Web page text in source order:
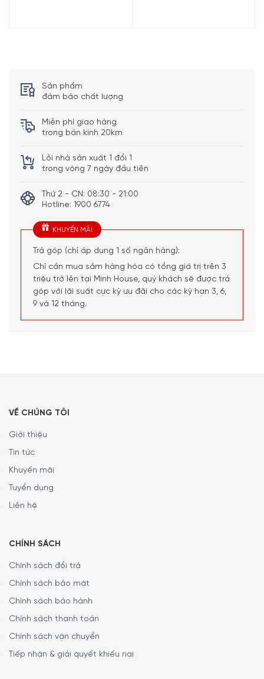
CAM KẾT:
Giao hàng nhanh chóng toàn quốc
Bảo hành bằng thẻ bảo hành chính hãng từ công ty
100% là đơn vị uy tín chuyên cung cấp các mặt hàng
chính hãng từ Đức
đây
5/5 - (2 bình chọn)
Sản phẩm
đảm bảo chất lượng
Miễn phí giao hàng
trong bán kính 20km
Lỗi nhà sản xuất 1 đổi 1
trong vòng 7 ngày đầu tiên
Thứ 2 - CN: 08:30 - 21:00
Hotline: 1900 6774
KHUYẾN MÃI
Trả góp (chỉ áp dụng 1 số ngân hàng):
Chỉ cần mua sắm hàng hóa có tổng giá trị trên 3
triệu trở lên tại Minh House, quý khách sẽ được trả
góp với lãi suất cực kỳ ưu đãi cho các kỳ hạn 3, 6,
9 và 12 tháng.
VỀ CHÚNG TÔI
Giới thiệu
Tin tức
Khuyến mãi
Tuyển dụng
Liên hệ
CHÍNH SÁCH
Chính sách đổi trả
Chính sách bảo mật
Chính sách bảo hành
Chính sách thanh toán
Chính sách vận chuyển
Tiếp nhận & giải quyết khiếu nại